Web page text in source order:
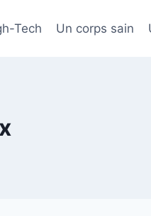
Tech Un corps sain